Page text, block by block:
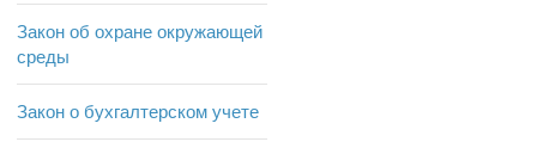
Закон об охране окружающей
среды
Закон о бухгалтерском учете